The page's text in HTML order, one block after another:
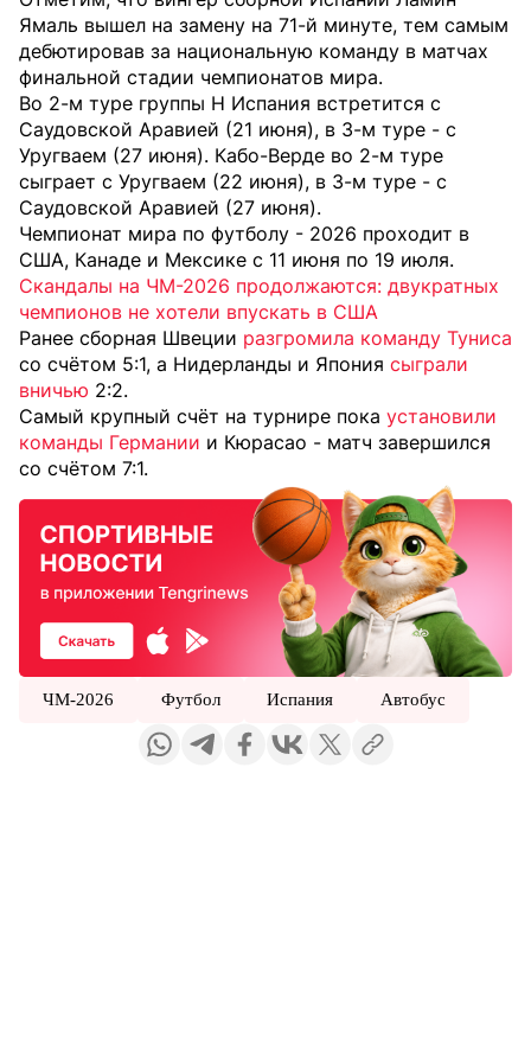
Ямаль вышел на замену на 71-й минуте, тем самым
дебютировав за национальную команду в матчах
финальной стадии чемпионатов мира.
Во 2-м туре группы H Испания встретится с
Саудовской Аравией (21 июня), в 3-м туре - с
Уругваем (27 июня). Кабо-Верде во 2-м туре
сыграет с Уругваем (22 июня), в 3-м туре - с
Саудовской Аравией (27 июня).
Чемпионат мира по футболу - 2026 проходит в
США, Канаде и Мексике с 11 июня по 19 июля.
Скандалы на ЧМ-2026 продолжаются: двукратных
чемпионов не хотели впускать в США
Ранее сборная Швеции разгромила команду Туниса
со счётом 5:1, а Нидерланды и Япония сыграли
вничью 2:2.
Самый крупный счёт на турнире пока установили
команды Германии и Кюрасао - матч завершился
со счётом 7:1.
ЧМ-2026 Футбол Испания Автобус